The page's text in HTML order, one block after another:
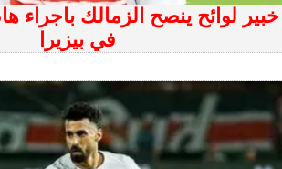
خبير لوائح ينصح الزمالك باجراء
في بيزيرا